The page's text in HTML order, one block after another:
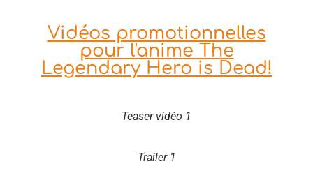
Vidéos promotionnelles
pour l'anime The
Legendary Hero is Dead!
Teaser vidéo 1
Trailer 1